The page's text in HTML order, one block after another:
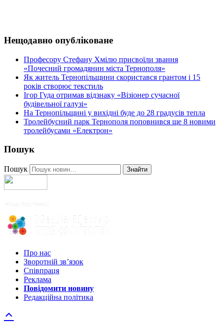
Нещодавно опубліковане
Професору Стефану Хмілю присвоїли звання
«Почесний громадянин міста Тернополя»
Як житель Тернопільщини скористався грантом і 15
років створює текстиль
Ігор Гуда отримав відзнаку «Візіонер сучасної
будівельної галузі»
На Тернопільщині у вихідні буде до 28 градусів тепла
Тролейбусний парк Тернополя поповнився ще 8 новими
тролейбусами «Електрон»
Пошук
Пошук Знайти
Про нас
Зворотній зв’язок
Співпраця
Реклама
Повідомити новину
Редакційна політика